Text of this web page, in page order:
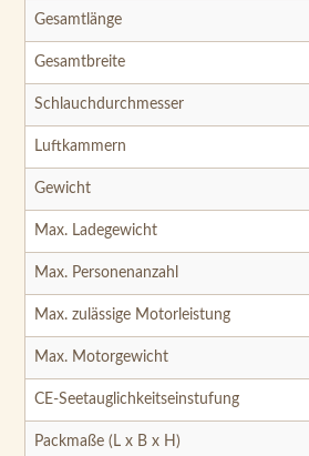
Gesamtlänge
Gesamtbreite
Schlauchdurchmesser
Luftkammern
Gewicht
Max. Ladegewicht
Max. Personenanzahl
Max. zulässige Motorleistung
Max. Motorgewicht
CE-Seetauglichkeitseinstufung
Packmaße (L x B x H)